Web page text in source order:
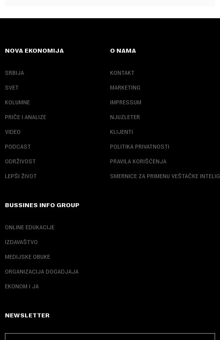
NOVA EKONOMIJA
SRBIJA
SVET
KOLUMNE
PRIČE I ANALIZE
VIDEO
PODCAST
ODRŽIVOST
LEPŠI ŽIVOT
O NAMA
KONTAKT
MARKETING
IMPRESSUM
NJUZLETER
KLIJENTI
POLITIKA PRIVATNOSTI
PRAVILA KORIŠĆENJA
SMERNICE ZA PRIMENU VEŠTAČKE
BUSSINES INFO GROUP
ONLINE EDUKACIJE
IZDAVAŠTVO
MEDIJSKE OBUKE
ORGANIZACIJA DOGADJAJA
EKONOM I JA
NEWSLETTER